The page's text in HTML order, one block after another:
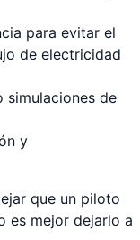
para evitar el
de electricidad
simulaciones de
y
que un piloto
es mejor dejarlo a